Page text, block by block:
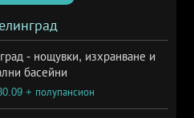
- нощувки, изхранване и
басейни
+ полупансион